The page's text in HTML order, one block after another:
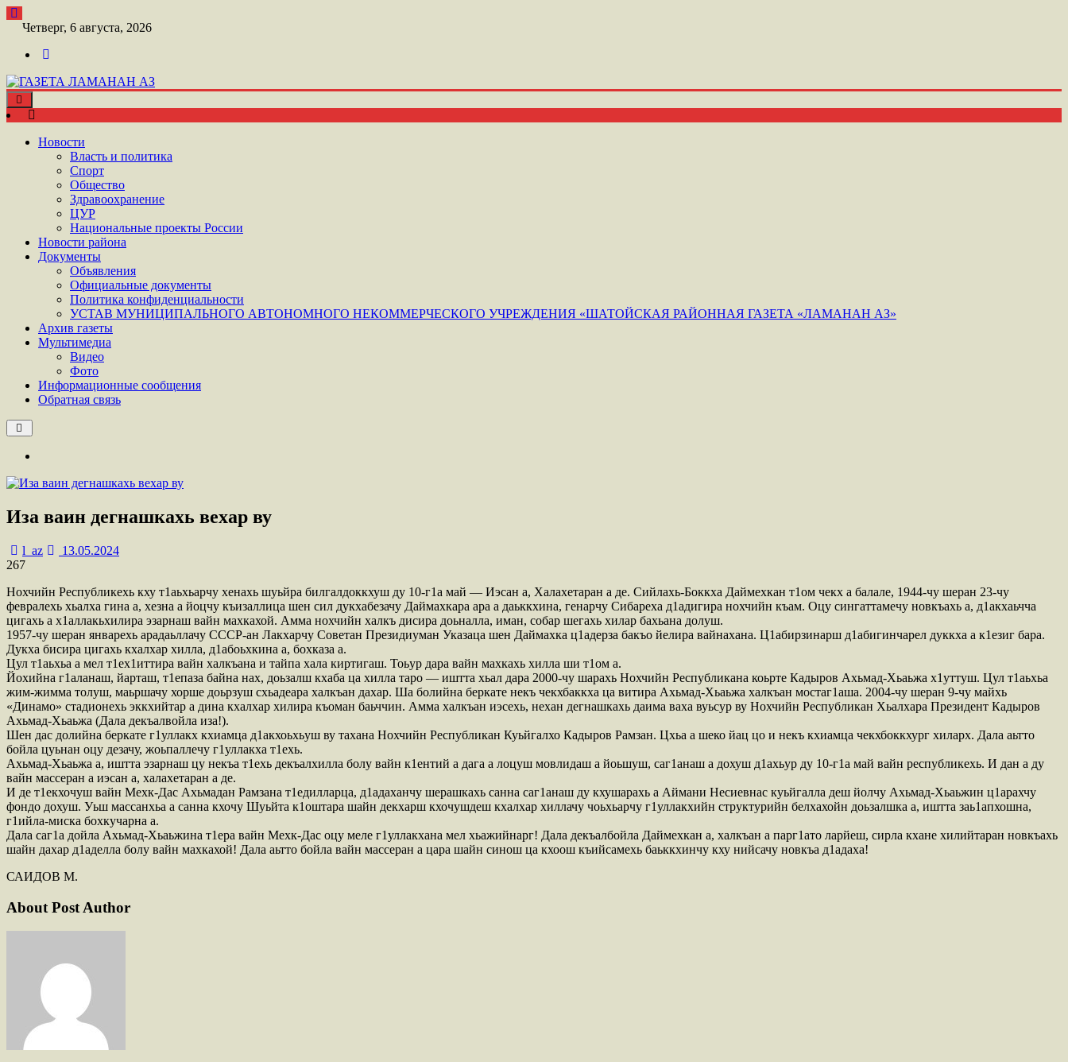
Перейти
Четверг, 6 августа, 2026
ГАЗЕТА ЛАМАНАН АЗ
ШАТОЙСКАЯ ГАЗЕТА ЛАМАНАН АЗ
Toggle
navigation
Новости
Власть и политика
Спорт
Общество
Здравоохранение
ЦУР
Национальные проекты России
Новости района
Документы
Объявления
Официальные документы
Политика конфиденциальности
УСТАВ МУНИЦИПАЛЬНОГО АВТОНОМНОГО НЕКОММЕРЧЕСКОГО УЧРЕЖДЕНИЯ «ШАТОЙСКАЯ РАЙОННАЯ ГАЗЕТА «ЛАМАНАН АЗ»
Архив газеты
Мультимедиа
Видео
Фото
Информационные сообщения
Обратная связь
Иза ваин дегнашкахь вехар ву
l_az
13.05.2024
267
Нохчийн Республикехь кху т1аьхьарчу хенахь шуьйра билгалдоккхуш ду 10-г1а май — Иэсан а, Халахетаран а де. Сийлахь-Боккха Даймехкан т1ом чекх а балале, 1944-чу шеран 23-чу
февралехь хьалха гина а, хезна а йоцчу къизаллица шен сил дукхабезачу Даймахкара ара а даьккхина, генарчу Сибареха д1адигира нохчийн къам. Оцу сингаттамечу новкъахь а, д1акхаьчча
цигахь а х1аллакьхилира эзарнаш вайн махкахой. Амма нохчийн халкъ дисира доьналла, иман, собар шегахь хилар бахьана долуш.
1957-чу шеран январехь арадаьллачу СССР-ан Лакхарчу Советан Президиуман Указаца шен Даймахка ц1адерза бакъо йелира вайнахана. Ц1абирзинарш д1абигинчарел дуккха а к1езиг бара.
Дукха бисира цигахь кхалхар хилла, д1абоьхкина а, бохказа а.
Цул т1аьхьа а мел т1ех1иттира вайн халкъана и тайпа хала киртигаш. Тоьур дара вайн махкахь хилла ши т1ом а.
Йохийна г1аланаш, йарташ, т1епаза байна нах, доьзалш кхаба ца хилла таро — иштта хьал дара 2000-чу шарахь Нохчийн Республикана коьрте Кадыров Ахьмад-Хьаьжа х1уттуш. Цул т1аьхьа
жим-жимма толуш, маьршачу хорше доьрзуш схьадеара халкъан дахар. Ша болийна беркате некъ чекхбаккха ца витира Ахьмад-Хьаьжа халкъан мостаг1аша. 2004-чу шеран 9-чу майхь
«Динамо» стадионехь эккхийтар а дина кхалхар хилира къоман баьччин. Амма халкъан иэсехь, нехан дегнашкахь даима ваха вуьсур ву Нохчийн Республикан Хьалхара Президент Кадыров
Ахьмад-Хьаьжа (Дала декъалвойла иза!).
Шен дас долийна беркате г1уллакх кхиамца д1акхоьхьуш ву тахана Нохчийн Республикан Куьйгалхо Кадыров Рамзан. Цхьа а шеко йац цо и некъ кхиамца чекхбоккхург хиларх. Дала аьтто
бойла цуьнан оцу дезачу, жоьпаллечу г1уллакха т1ехь.
Ахьмад-Хьаьжа а, иштта эзарнаш цу некъа т1ехь декъалхилла болу вайн к1ентий а дага а лоцуш мовлидаш а йоьшуш, саг1анаш а дохуш д1ахьур ду 10-г1а май вайн республикехь. И дан а ду
вайн массеран а иэсан а, халахетаран а де.
И де т1екхочуш вайн Мехк-Дас Ахьмадан Рамзана т1едилларца, д1адаханчу шерашкахь санна саг1анаш ду кхушарахь а Аймани Несиевнас куьйгалла деш йолчу Ахьмад-Хьаьжин ц1арахчу
фондо дохуш. Уьш массанхьа а санна кхочу Шуьйта к1оштара шайн декхарш кхочушдеш кхалхар хиллачу чоьхьарчу г1уллакхийн структурийн белхахойн доьзалшка а, иштта заь1апхошна,
г1ийла-миска бохкучарна а.
Дала саг1а дойла Ахьмад-Хьаьжина т1ера вайн Мехк-Дас оцу меле г1уллакхана мел хьажийнарг! Дала декъалбойла Даймехкан а, халкъан а парг1ато ларйеш, сирла кхане хилийтаран новкъахь
шайн дахар д1аделла болу вайн махкахой! Дала аьтто бойла вайн массеран а цара шайн синош ца кхоош къийсамехь баьккхинчу кху нийсачу новкъа д1адаха!
САИДОВ М.
About Post Author